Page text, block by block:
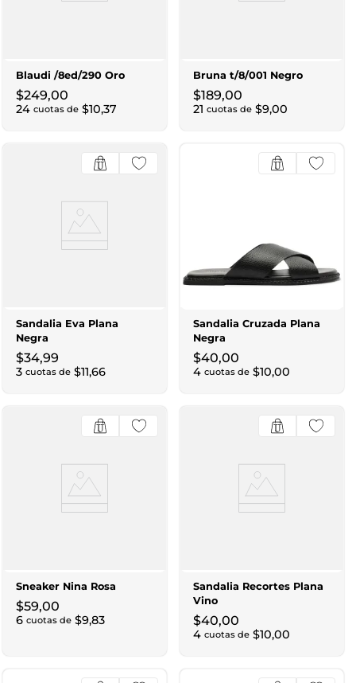
Blaudi /8ed/290 Oro
$249,00
24 cuotas de $10,37
Bruna t/8/001 Negro
$189,00
21 cuotas de $9,00
Sandalia Eva Plana
Negra
$34,99
3 cuotas de $11,66
Sandalia Cruzada Plana
Negra
$40,00
4 cuotas de $10,00
Sneaker Nina Rosa
$59,00
6 cuotas de $9,83
Sandalia Recortes Plana
Vino
$40,00
4 cuotas de $10,00